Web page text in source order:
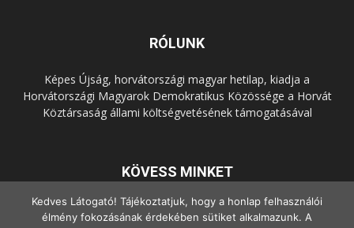
RÓLUNK
Képes Újság, horvátországi magyar hetilap, kiadja a
Horvátországi Magyarok Demokratikus Közössége a Horvát
Köztársaság állami költségvetésének támogatásával
KÖVESS MINKET
Kedves Látogató! Tájékoztatjuk, hogy a honlap felhasználói
élmény fokozásának érdekében sütiket alkalmazunk. A